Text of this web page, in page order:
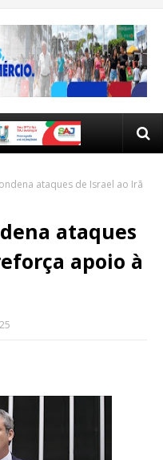
ataques de Israel ao Irã
ataques
apoio à